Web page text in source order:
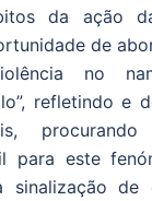
da ação
de
no
refletindo e
para este
sinalização de